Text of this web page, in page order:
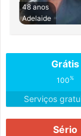
48 anos
Adelaide
Grátis
100%
Serviços
Sério